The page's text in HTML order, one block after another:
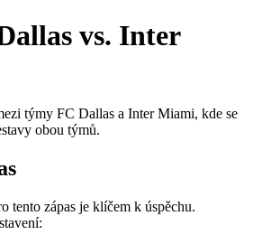
vs. Inter
týmy FC Dallas a Inter Miami, kde se
obou týmů.
tento zápas je klíčem k úspěchu.